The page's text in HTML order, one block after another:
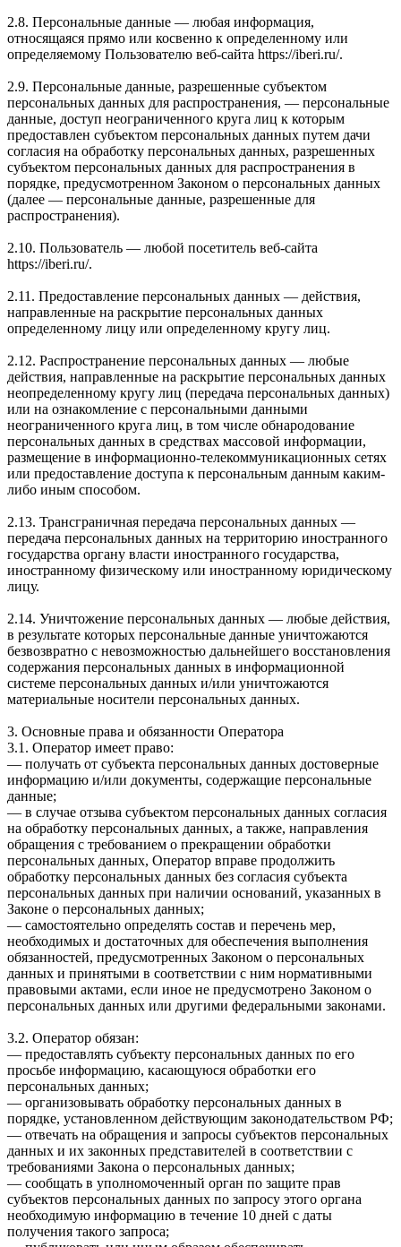
2.8. Персональные данные — любая информация,
относящаяся прямо или косвенно к определенному или
определяемому Пользователю веб-сайта https://iberi.ru/.
2.9. Персональные данные, разрешенные субъектом
персональных данных для распространения, — персональные
данные, доступ неограниченного круга лиц к которым
предоставлен субъектом персональных данных путем дачи
согласия на обработку персональных данных, разрешенных
субъектом персональных данных для распространения в
порядке, предусмотренном Законом о персональных данных
(далее — персональные данные, разрешенные для
распространения).
2.10. Пользователь — любой посетитель веб-сайта
https://iberi.ru/.
2.11. Предоставление персональных данных — действия,
направленные на раскрытие персональных данных
определенному лицу или определенному кругу лиц.
2.12. Распространение персональных данных — любые
действия, направленные на раскрытие персональных данных
неопределенному кругу лиц (передача персональных данных)
или на ознакомление с персональными данными
неограниченного круга лиц, в том числе обнародование
персональных данных в средствах массовой информации,
размещение в информационно-телекоммуникационных сетях
или предоставление доступа к персональным данным каким-
либо иным способом.
2.13. Трансграничная передача персональных данных —
передача персональных данных на территорию иностранного
государства органу власти иностранного государства,
иностранному физическому или иностранному юридическому
лицу.
2.14. Уничтожение персональных данных — любые действия,
в результате которых персональные данные уничтожаются
безвозвратно с невозможностью дальнейшего восстановления
содержания персональных данных в информационной
системе персональных данных и/или уничтожаются
материальные носители персональных данных.
3. Основные права и обязанности Оператора
3.1. Оператор имеет право:
— получать от субъекта персональных данных достоверные
информацию и/или документы, содержащие персональные
данные;
— в случае отзыва субъектом персональных данных согласия
на обработку персональных данных, а также, направления
обращения с требованием о прекращении обработки
персональных данных, Оператор вправе продолжить
обработку персональных данных без согласия субъекта
персональных данных при наличии оснований, указанных в
Законе о персональных данных;
— самостоятельно определять состав и перечень мер,
необходимых и достаточных для обеспечения выполнения
обязанностей, предусмотренных Законом о персональных
данных и принятыми в соответствии с ним нормативными
правовыми актами, если иное не предусмотрено Законом о
персональных данных или другими федеральными законами.
3.2. Оператор обязан:
— предоставлять субъекту персональных данных по его
просьбе информацию, касающуюся обработки его
персональных данных;
— организовывать обработку персональных данных в
порядке, установленном действующим законодательством РФ;
— отвечать на обращения и запросы субъектов персональных
данных и их законных представителей в соответствии с
требованиями Закона о персональных данных;
— сообщать в уполномоченный орган по защите прав
субъектов персональных данных по запросу этого органа
необходимую информацию в течение 10 дней с даты
получения такого запроса;